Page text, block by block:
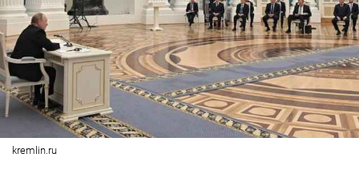
kremlin.ru